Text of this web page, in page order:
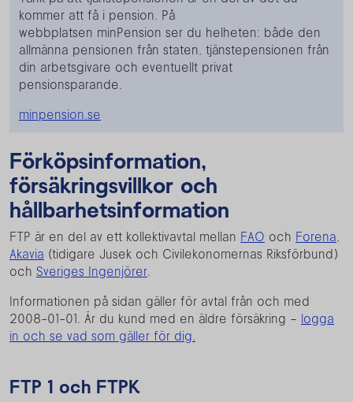
kommer att få i pension. På
webbplatsen minPension ser du helheten: både den
allmänna pensionen från staten, tjänstepensionen från
din arbetsgivare och eventuellt privat
pensionsparande.
minpension.se
Förköpsinformation,
försäkringsvillkor och
hållbarhetsinformation
FTP är en del av ett kollektivavtal mellan FAO och Forena,
Akavia (tidigare Jusek och Civilekonomernas Riksförbund)
och Sveriges Ingenjörer.
Informationen på sidan gäller för avtal från och med
2008-01-01. Är du kund med en äldre försäkring – logga
in och se vad som gäller för dig.
FTP 1 och FTPK